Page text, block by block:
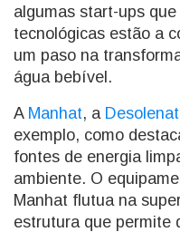
algumas start-ups
tecnológicas estão a
um paso na
água bebível.
A Manhat, a
exemplo, como
fontes de energia
ambiente. O
Manhat flutua na
estrutura que permite